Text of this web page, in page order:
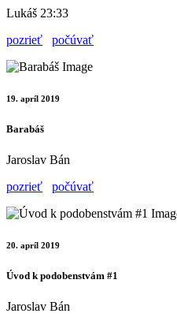
Lukáš 23:33
pozrieť
počúvať
19. apríl 2019
Barabáš
Jaroslav Bán
pozrieť
počúvať
20. apríl 2019
Úvod k podobenstvám #1
Jaroslav Bán